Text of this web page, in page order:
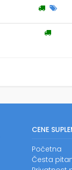
CENE
Početna
Česta